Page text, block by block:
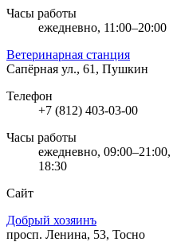
Часы работы
ежедневно, 11:00–20:00
Ветеринарная станция
Сапёрная ул., 61, Пушкин
Телефон
+7 (812) 403-03-00
Часы работы
ежедневно,
18:30
Сайт
Добрый хозяинъ
просп. Ленина, 53, Тосно